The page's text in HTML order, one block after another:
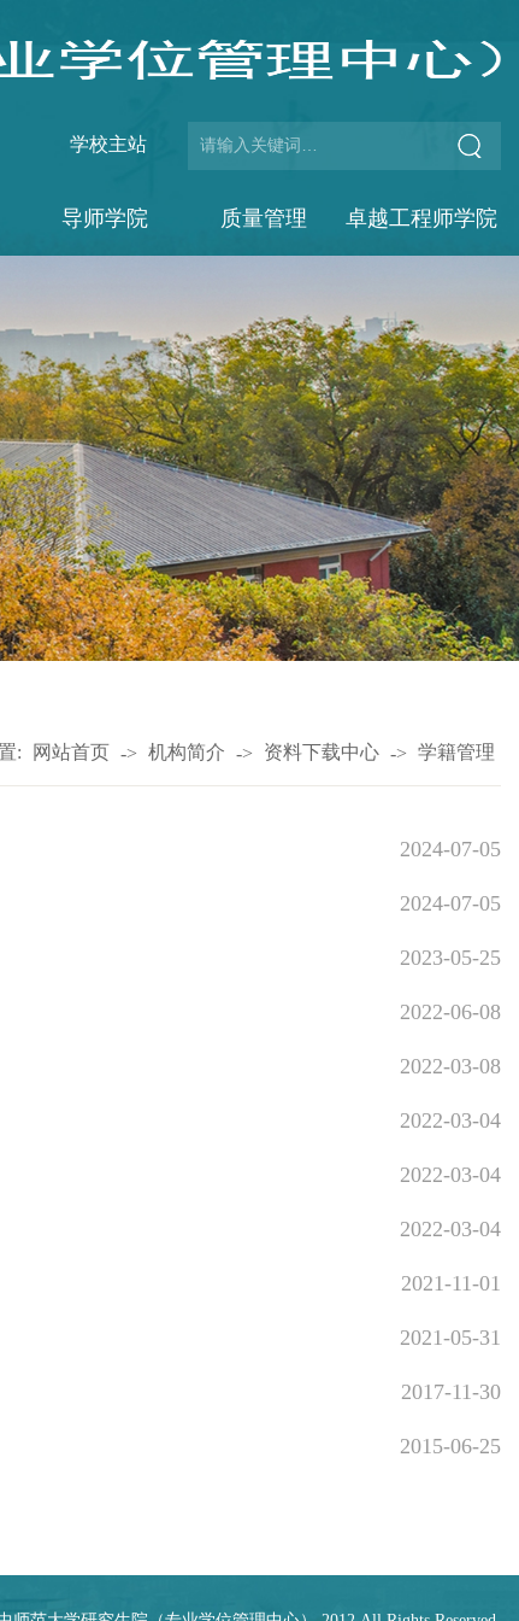
学校主站
导师学院 质量管理 卓越工程师学院
: 网站首页 -> 机构简介 -> 资料下载中心 -> 学籍管理
2024-07-05
2024-07-05
2023-05-25
2022-06-08
2022-03-08
2022-03-04
2022-03-04
2022-03-04
2021-11-01
2021-05-31
2017-11-30
2015-06-25